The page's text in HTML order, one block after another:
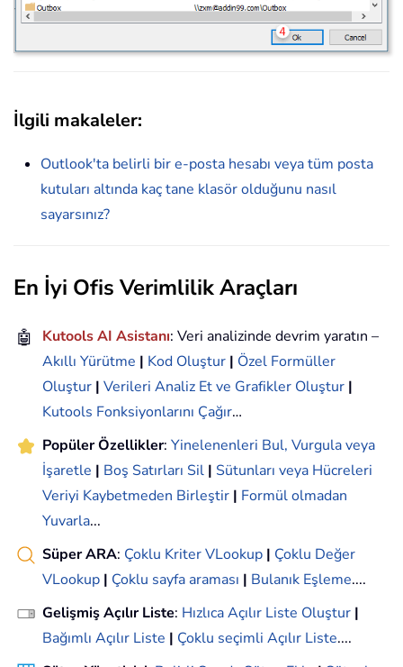
İlgili makaleler:
Outlook'ta belirli bir e-posta hesabı veya tüm posta
kutuları altında kaç tane klasör olduğunu nasıl
sayarsınız?
En İyi Ofis Verimlilik Araçları
🤖 Kutools AI Asistanı: Veri analizinde devrim yaratın –
Akıllı Yürütme | Kod Oluştur | Özel Formüller
Oluştur | Verileri Analiz Et ve Grafikler Oluştur |
Kutools Fonksiyonlarını Çağır…
Popüler Özellikler: Yinelenenleri Bul, Vurgula veya
İşaretle | Boş Satırları Sil | Sütunları veya Hücreleri
Veriyi Kaybetmeden Birleştir | Formül olmadan
Yuvarla...
Süper ARA: Çoklu Kriter VLookup | Çoklu Değer
VLookup | Çoklu sayfa araması | Bulanık Eşleme....
Gelişmiş Açılır Liste: Hızlıca Açılır Liste Oluştur |
Bağımlı Açılır Liste | Çoklu seçimli Açılır Liste....